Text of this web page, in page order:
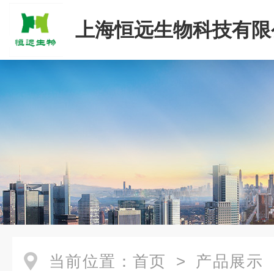
上海恒远生物科技有
当前位置： 首页 > 产品展示